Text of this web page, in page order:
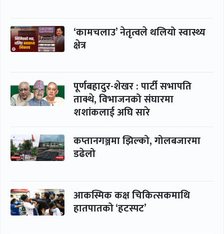
‘कामचलाउ’ नेतृत्वले थलियो स्वास्थ्य
क्षेत्र
पूर्णबहादुर-शेखर : पार्टी सभापति
ताक्थे, विभाजनको संघारमा
शशांकलाई अघि सारे
कप्तानगञ्जमा झिल्को, गोलबजारमा
डढेलो
आकस्मिक कक्ष चिकित्सकमाथि
हातपातको ‘हटस्पट’